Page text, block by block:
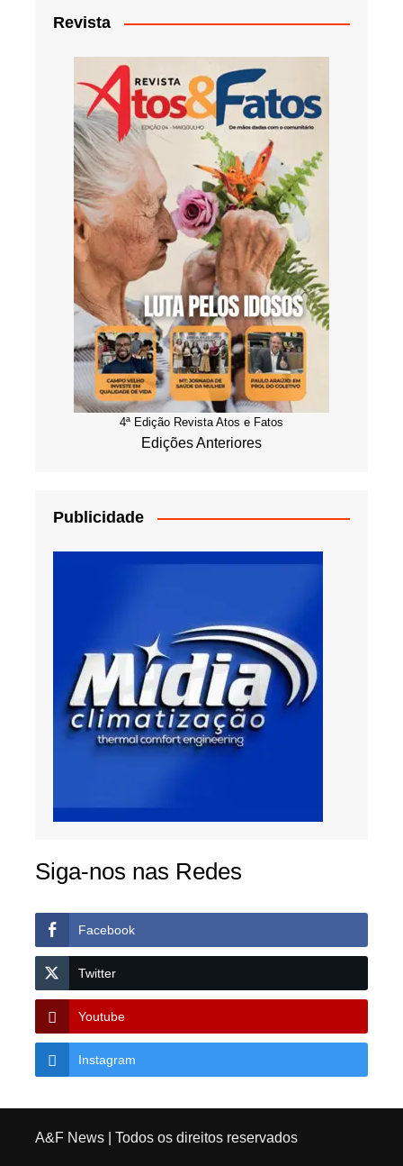
Revista
4ª Edição Revista Atos e Fatos
Edições Anteriores
Publicidade
Siga-nos nas Redes
Facebook
Twitter
Youtube
Instagram
A&F News| Todos os direitos reservados